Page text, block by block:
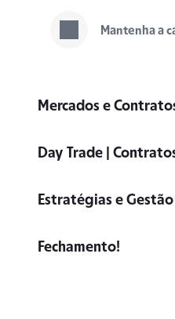
Mantenha a
Mercados e
Day Trade |
Estratégias e
Fechamento!